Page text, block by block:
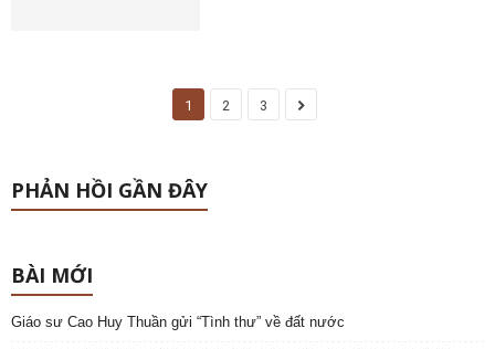
1 2 3
PHẢN HỒI GẦN ĐÂY
BÀI MỚI
Giáo sư Cao Huy Thuần gửi “Tình thư” về đất nước